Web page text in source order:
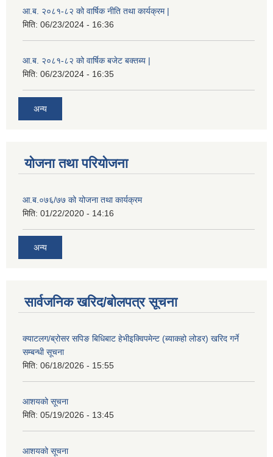
आ.ब. २०८१-८२ को वार्षिक नीति तथा कार्यक्रम |
मिति: 06/23/2024 - 16:36
आ.ब. २०८१-८२ को वार्षिक बजेट बक्तब्य |
मिति: 06/23/2024 - 16:35
अन्य
योजना तथा परियोजना
आ.ब.०७६/७७ को योजना तथा कार्यक्रम
मिति: 01/22/2020 - 14:16
अन्य
सार्वजनिक खरिद/बोलपत्र सूचना
क्याटलग/ब्रोसर सपिङ बिधिबाट हेभीइक्विपमेन्ट (ब्याकहो लोडर) खरिद गर्ने
सम्बन्धी सूचना
मिति: 06/18/2026 - 15:55
आशयको सूचना
मिति: 05/19/2026 - 13:45
आशयको सूचना